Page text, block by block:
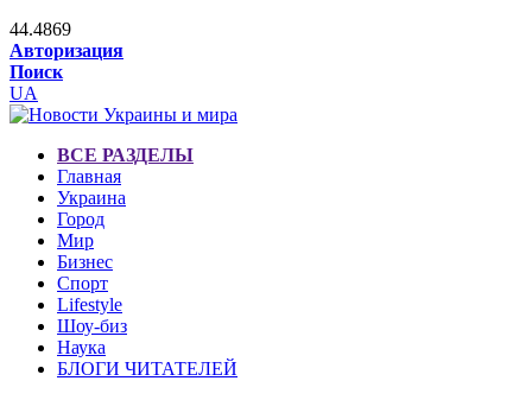
44.4869
Авторизация
Поиск
UA
ВСЕ РАЗДЕЛЫ
Главная
Украина
Город
Мир
Бизнес
Спорт
Lifestyle
Шоу-биз
Наука
БЛОГИ ЧИТАТЕЛЕЙ